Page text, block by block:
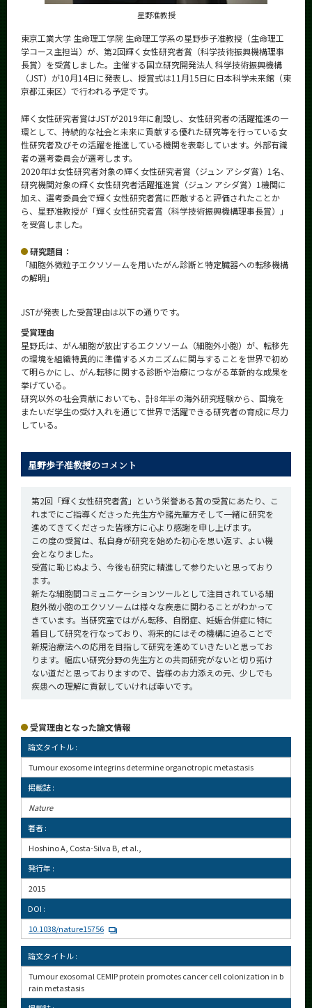
星野准教授
東京工業大学 生命理工学院 生命理工学系の星野歩子准教授（生命理工
学コース主担当）が、第2回輝く女性研究者賞（科学技術振興機構理事
長賞）を受賞しました。主催する国立研究開発法人 科学技術振興機構
（JST）が10月14日に発表し、授賞式は11月15日に日本科学未来館（東
京都江東区）で行われる予定です。
輝く女性研究者賞はJSTが2019年に創設し、女性研究者の活躍推進の一
環として、持続的な社会と未来に貢献する優れた研究等を行っている女
性研究者及びその活躍を推進している機関を表彰しています。外部有識
者の選考委員会が選考します。
2020年は女性研究者対象の輝く女性研究者賞（ジュン アシダ賞）1名、
研究機関対象の輝く女性研究者活躍推進賞（ジュン アシダ賞）1機関に
加え、選考委員会で輝く女性研究者賞に匹敵すると評価されたことか
ら、星野准教授が「輝く女性研究者賞（科学技術振興機構理事長賞）」
を受賞しました。
研究題目：
「細胞外微粒子エクソソームを用いたがん診断と特定臓器への転移機構
の解明」
JSTが発表した受賞理由は以下の通りです。
受賞理由
星野氏は、がん細胞が放出するエクソソーム（細胞外小胞）が、転移先
の環境を組織特異的に準備するメカニズムに関与することを世界で初め
て明らかにし、がん転移に関する診断や治療につながる革新的な成果を
挙げている。
研究以外の社会貢献においても、計8年半の海外研究経験から、国境を
またいだ学生の受け入れを通じて世界で活躍できる研究者の育成に尽力
している。
星野歩子准教授のコメント
第2回「輝く女性研究者賞」という栄誉ある賞の受賞にあたり、こ
れまでにご指導くださった先生方や諸先輩方そして一緒に研究を
進めてきてくださった皆様方に心より感謝を申し上げます。
この度の受賞は、私自身が研究を始めた初心を思い返す、よい機
会となりました。
受賞に恥じぬよう、今後も研究に精進して参りたいと思っており
ます。
新たな細胞間コミュニケーションツールとして注目されている細
胞外微小胞のエクソソームは様々な疾患に関わることがわかって
きています。当研究室ではがん転移、自閉症、妊娠合併症に特に
着目して研究を行なっており、将来的にはその機構に迫ることで
新規治療法への応用を目指して研究を進めていきたいと思ってお
ります。幅広い研究分野の先生方との共同研究がないと切り拓け
ない道だと思っておりますので、皆様のお力添えの元、少しでも
疾患への理解に貢献していければ幸いです。
受賞理由となった論文情報
論文タイトル :
Tumour exosome integrins determine organotropic metastasis
掲載誌 :
Nature
著者 :
Hoshino A, Costa-Silva B, et al.,
発行年 :
2015
DOI :
10.1038/nature15756
論文タイトル :
Tumour exosomal CEMIP protein promotes cancer cell colonization in b
rain metastasis
学内向け情報
系詳細情報
CLOSE